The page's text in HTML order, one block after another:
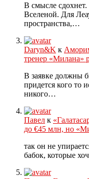
В смысле
Вселеной. Для
пространства,…
Daryn&K к
тренер «Милана»
В заявке должны
придется кого то
никого…
Павел к
до €45 млн, но
так он не
бабок, которые